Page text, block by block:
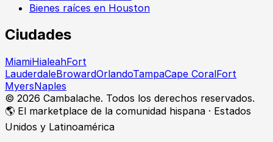
Bienes raíces en Houston
Ciudades
MiamiHialeahFort
LauderdaleBrowardOrlandoTampaCape CoralFort
MyersNaples
© 2026 Cambalache. Todos los derechos reservados.
🌎 El marketplace de la comunidad hispana · Estados
Unidos y Latinoamérica